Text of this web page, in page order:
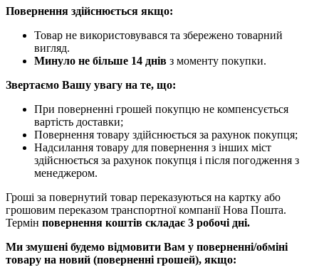
Повернення здійснюється якщо:
Товар не використовувався та збережено товарний
вигляд.
Минуло не більше 14 днів з моменту покупки.
Звертаємо Вашу увагу на те, що:
При поверненні грошей покупцю не компенсується
вартість доставки;
Повернення товару здійснюється за рахунок покупця;
Надсилання товару для повернення з інших міст
здійснюється за рахунок покупця і після погодження з
менеджером.
Гроші за повернутий товар переказуються на картку або
грошовим переказом транспортної компанії Нова Пошта.
Термін повернення коштів складає 3 робочі дні.
Ми змушені будемо відмовити Вам у поверненні/обміні
товару на новий (поверненні грошей), якщо: